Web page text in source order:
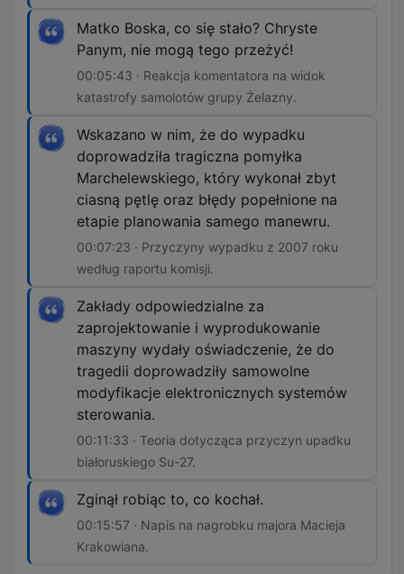
Matko Boska, co się stało? Chryste
Panym, nie mogą tego przeżyć!
00:05:43 · Reakcja komentatora na widok
katastrofy samolotów grupy Żelazny.
Wskazano w nim, że do wypadku
doprowadziła tragiczna pomyłka
Marchelewskiego, który wykonał zbyt
ciasną pętlę oraz błędy popełnione na
etapie planowania samego manewru.
00:07:23 · Przyczyny wypadku z 2007 roku
według raportu komisji.
Zakłady odpowiedzialne za
zaprojektowanie i wyprodukowanie
maszyny wydały oświadczenie, że do
tragedii doprowadziły samowolne
modyfikacje elektronicznych systemów
sterowania.
00:11:33 · Teoria dotycząca przyczyn upadku
białoruskiego Su-27.
Zginął robiąc to, co kochał.
00:15:57 · Napis na nagrobku majora Macieja
Krakowiana.